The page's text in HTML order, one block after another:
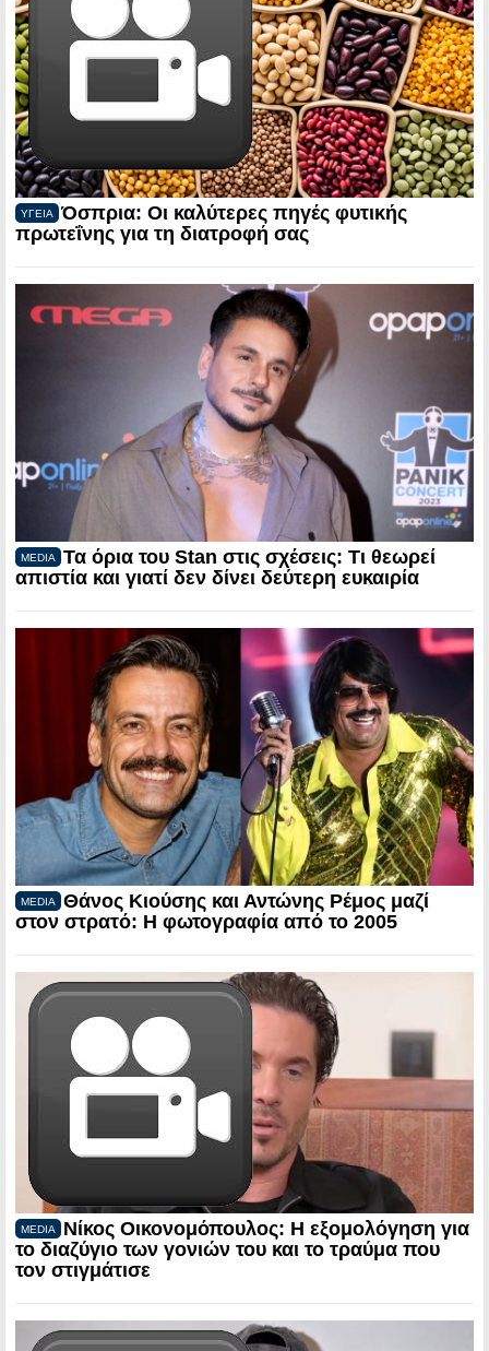
ΥΓΕΙΑ
Όσπρια: Οι καλύτερες πηγές φυτικής
πρωτεΐνης για τη διατροφή σας
MEDIA
Τα όρια του Stan στις σχέσεις: Τι θεωρεί
απιστία και γιατί δεν δίνει δεύτερη ευκαιρία
MEDIA
Θάνος Κιούσης και Αντώνης Ρέμος μαζί
στον στρατό: Η φωτογραφία από το 2005
MEDIA
Νίκος Οικονομόπουλος: Η εξομολόγηση για
το διαζύγιο των γονιών του και το τραύμα που
τον στιγμάτισε